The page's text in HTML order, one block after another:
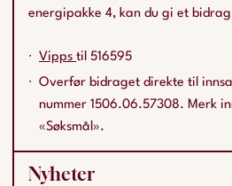
energipakke 4, kan du gi et
Vipps til 516595
Overfør bidraget direkte til
nummer 1506.06.57308. Merk
«Søksmål».
Nyheter